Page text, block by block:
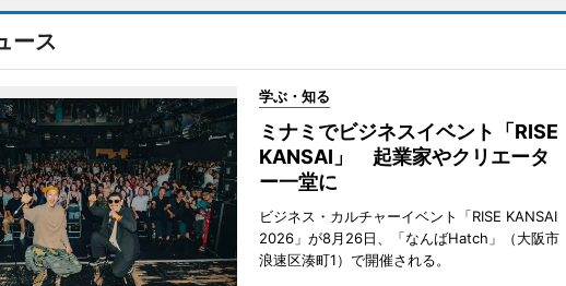
ース
学ぶ・知る
ミナミでビジネスイベント「RISE
KANSAI」 起業家やクリエータ
ー一堂に
ビジネス・カルチャーイベント「RISE KANSAI
2026」が8月26日、「なんばHatch」（大阪市
浪速区湊町1）で開催される。